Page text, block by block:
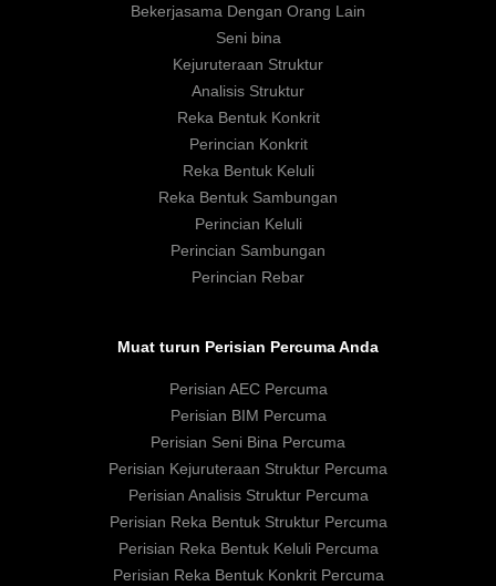
Bekerjasama Dengan Orang Lain
Seni bina
Kejuruteraan Struktur
Analisis Struktur
Reka Bentuk Konkrit
Perincian Konkrit
Reka Bentuk Keluli
Reka Bentuk Sambungan
Perincian Keluli
Perincian Sambungan
Perincian Rebar
Muat turun Perisian Percuma Anda
Perisian AEC Percuma
Perisian BIM Percuma
Perisian Seni Bina Percuma
Perisian Kejuruteraan Struktur Percuma
Perisian Analisis Struktur Percuma
Perisian Reka Bentuk Struktur Percuma
Perisian Reka Bentuk Keluli Percuma
Perisian Reka Bentuk Konkrit Percuma